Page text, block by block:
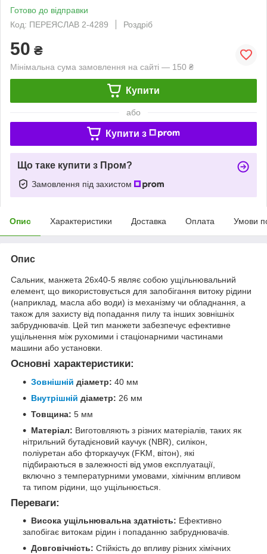
Готово до відправки
Код: ПЕРЕЯСЛАВ 2-4289
Роздріб
50 ₴
Мінімальна сума замовлення на сайті — 150 ₴
Купити
або
Купити з
Що таке купити з Пром?
Замовлення під захистом
Опис Характеристики Доставка Оплата Умови
Опис
Сальник, манжета 26х40-5 являє собою ущільнювальний
елемент, що використовується для запобігання витоку рідини
(наприклад, масла або води) із механізму чи обладнання, а
також для захисту від попадання пилу та інших зовнішніх
забруднювачів. Цей тип манжети забезпечує ефективне
ущільнення між рухомими і стаціонарними частинами
машини або установки.
Основні характеристики:
Зовнішній діаметр: 40 мм
Внутрішній діаметр: 26 мм
Товщина: 5 мм
Матеріал: Виготовляють з різних матеріалів, таких як
нітрильний бутадієновий каучук (NBR), силікон,
поліуретан або фторкаучук (FKM, вітон), які
підбираються в залежності від умов експлуатації,
включно з температурними умовами, хімічним впливом
та типом рідини, що ущільнюється.
Переваги:
Висока ущільнювальна здатність: Ефективно
запобігає витокам рідин і попаданню забруднювачів.
Довговічність: Стійкість до впливу різних хімічних